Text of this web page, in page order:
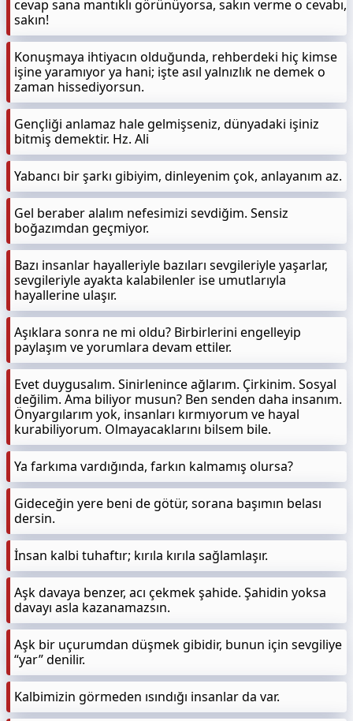
cevap sana mantıklı görünüyorsa, sakın verme o cevabı,
sakın!
Konuşmaya ihtiyacın olduğunda, rehberdeki hiç kimse
işine yaramıyor ya hani; işte asıl yalnızlık ne demek o
zaman hissediyorsun.
Gençliği anlamaz hale gelmişseniz, dünyadaki işiniz
bitmiş demektir. Hz. Ali
Yabancı bir şarkı gibiyim, dinleyenim çok, anlayanım az.
Gel beraber alalım nefesimizi sevdiğim. Sensiz
boğazımdan geçmiyor.
Bazı insanlar hayalleriyle bazıları sevgileriyle yaşarlar,
sevgileriyle ayakta kalabilenler ise umutlarıyla
hayallerine ulaşır.
Aşıklara sonra ne mi oldu? Birbirlerini engelleyip
paylaşım ve yorumlara devam ettiler.
Evet duygusalım. Sinirlenince ağlarım. Çirkinim. Sosyal
değilim. Ama biliyor musun? Ben senden daha insanım.
Önyargılarım yok, insanları kırmıyorum ve hayal
kurabiliyorum. Olmayacaklarını bilsem bile.
Ya farkıma vardığında, farkın kalmamış olursa?
Gideceğin yere beni de götür, sorana başımın belası
dersin.
İnsan kalbi tuhaftır; kırıla kırıla sağlamlaşır.
Aşk davaya benzer, acı çekmek şahide. Şahidin yoksa
davayı asla kazanamazsın.
Aşk bir uçurumdan düşmek gibidir, bunun için sevgiliye
“yar” denilir.
Kalbimizin görmeden ısındığı insanlar da var.